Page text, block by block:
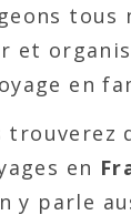
tous
et
en
trouverez
en
y parle